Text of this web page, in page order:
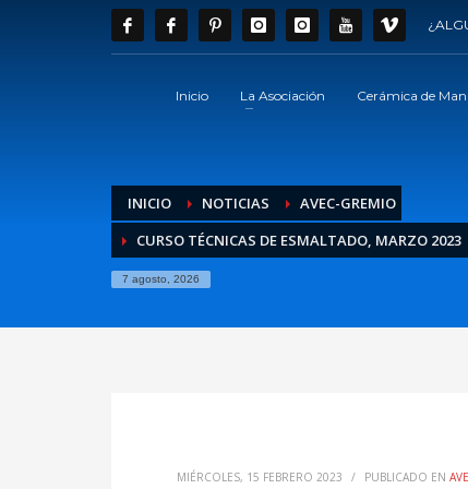
Inicio La Asociación Cerámica de
INICIO NOTICIAS
AVEC-GREMIO
CURSO TÉCNICAS DE ESMALTADO, MARZO 2023
7 agosto, 2026
MIÉRCOLES, 15 FEBRERO 2023 / PUBLICADO EN